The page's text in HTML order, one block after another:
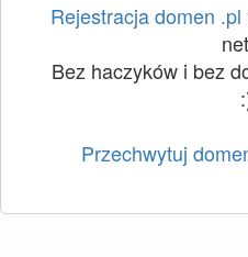
Rejestracja domen .pl
Bez haczyków i bez
Przechwytuj